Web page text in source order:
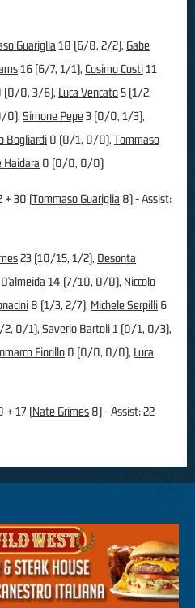
Guariglia 18 (6/8, 2/2), Gabe
16 (6/7, 1/1), Cosimo Costi11
(0/0, 3/6), Luca Vencato5 (1/2,
0), Simone Pepe3 (0/0, 1/3),
Bogliardi 0 (0/1, 0/0), Tommaso
Haidara 0 (0/0, 0/0)
+ 30 (Tommaso Guariglia 8) - Assist:
23 (10/15, 1/2), Desonta
14 (7/10, 0/0), Niccolo
8 (1/3, 2/7), Michele Serpilli 6
2, 0/1), Saverio Bartoli1 (0/1, 0/3),
Fiorillo 0 (0/0, 0/0), Luca
+ 17 (Nate Grimes 8) - Assist: 22